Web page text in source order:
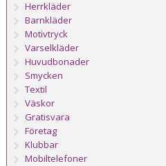
Herrkläder
Barnkläder
Motivtryck
Varselkläder
Huvudbonader
Smycken
Textil
Väskor
Gratisvara
Företag
Klubbar
Mobiltelefoner